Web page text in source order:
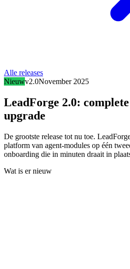
Alle releases
Nieuwv2.0November 2025
LeadForge 2.0:
upgrade
De grootste release tot nu toe.
platform van agent-modules op één
onboarding die in minuten draait in
Wat is er nieuw